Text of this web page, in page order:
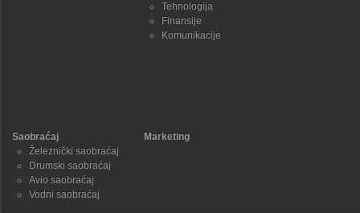
Tehnologija
Finansije
Komunikacije
Saobraćaj
Železnički saobraćaj
Drumski saobraćaj
Avio saobraćaj
Vodni saobraćaj
Marketing